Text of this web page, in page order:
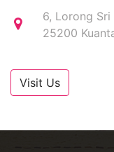
6, Lorong Sri
25200
Visit Us